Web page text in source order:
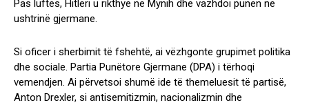
Pas luftës, Hitleri u rikthye në Mynih dhe vazhdoi punën në
ushtrinë gjermane.
Si oficer i sherbimit të fshehtë, ai vëzhgonte grupimet politika
dhe sociale. Partia Punëtore Gjermane (DPA) i tërhoqi
vemendjen. Ai përvetsoi shumë ide të themeluesit të partisë,
Anton Drexler, si antisemitizmin, nacionalizmin dhe